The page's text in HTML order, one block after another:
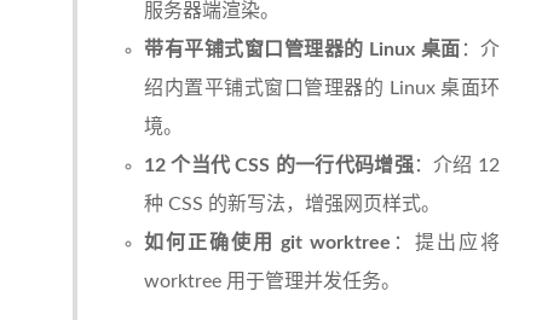
服务器端渲染。
带有平铺式窗口管理器的 Linux 桌面 ：介
绍内置平铺式窗口管理器的 Linux 桌面环
境。
12 个当代 CSS 的一行代码增强：介绍 12
种 CSS 的新写法，增强网页样式。
如何正确使用 git worktree ：提出应将
worktree 用于管理并发任务。